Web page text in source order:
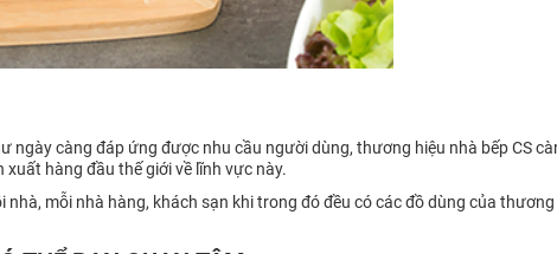
ngày càng đáp ứng được nhu cầu người dùng, thương hiệu nhà bếp CS
hàng đầu thế giới về lĩnh vực này.
mỗi nhà hàng, khách sạn khi trong đó đều có các đồ dùng của thương